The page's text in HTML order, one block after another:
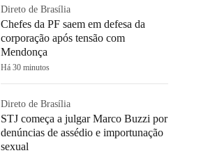
Direto de Brasília
Chefes da PF saem em defesa da
corporação após tensão com
Mendonça
Há 30 minutos
Direto de Brasília
STJ começa a julgar Marco Buzzi por
denúncias de assédio e importunação
sexual